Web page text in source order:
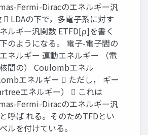
Fermi-Diracのエネルギー汎
 LDAの下で，多電子系に対す
ルギー汎関数 ETFD[ρ]を書く
のようになる。 電子-電子間の
ネルギー 運動エネルギー （電
間の） Coulombエネル
エネルギー  ただし， ギー
エネルギー）  これは
Fermi-Diracのエネルギー汎
呼ば れる。そのためTFDとい
ルを付けている。